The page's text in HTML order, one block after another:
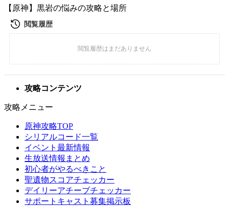
【原神】黒岩の悩みの攻略と場所
攻略コンテンツ
攻略メニュー
原神攻略TOP
シリアルコード一覧
イベント最新情報
生放送情報まとめ
初心者がやるべきこと
聖遺物スコアチェッカー
デイリーアチーブチェッカー
サポートキャスト募集掲示板